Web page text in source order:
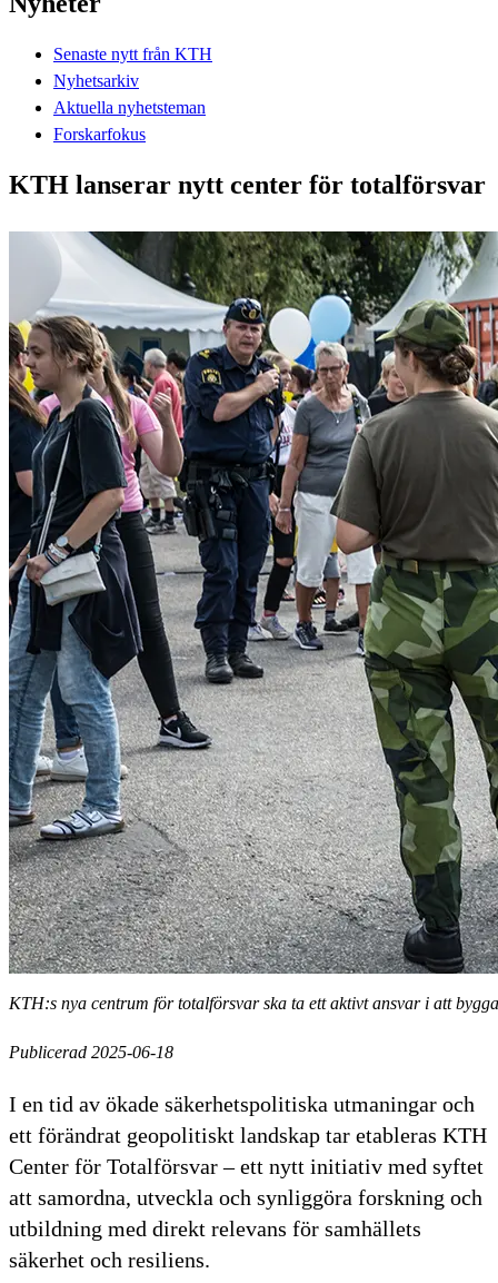
Senaste nytt från KTH
Nyhetsarkiv
Aktuella nyhetsteman
Forskarfokus
KTH lanserar nytt center för totalförsvar
KTH:s nya centrum för totalförsvar ska ta ett aktivt ansvar i att
Publicerad 2025-06-18
I en tid av ökade säkerhetspolitiska utmaningar och
ett förändrat geopolitiskt landskap tar etableras KTH
Center för Totalförsvar – ett nytt initiativ med syftet
att samordna, utveckla och synliggöra forskning och
utbildning med direkt relevans för samhällets
säkerhet och resiliens.